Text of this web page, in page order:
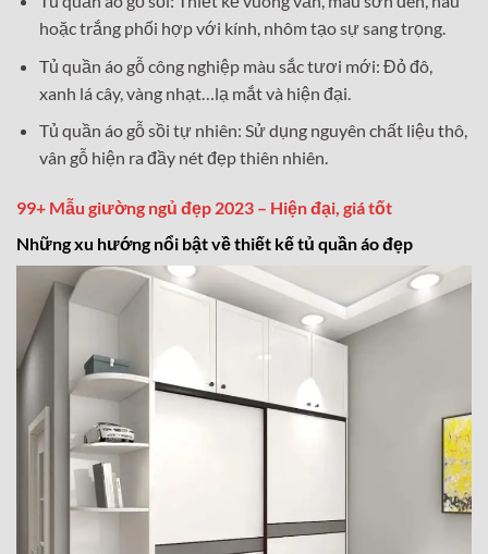
hoặc trắng phối hợp với kính, nhôm tạo sự sang trọng.
Tủ quần áo gỗ công nghiệp màu sắc tươi mới: Đỏ đô,
xanh lá cây, vàng nhạt…lạ mắt và hiện đại.
Tủ quần áo gỗ sồi tự nhiên: Sử dụng nguyên chất liệu thô,
vân gỗ hiện ra đầy nét đẹp thiên nhiên.
99+ Mẫu giường ngủ đẹp 2023 – Hiện đại, giá tốt
Những xu hướng nổi bật về thiết kế tủ quần áo đẹp